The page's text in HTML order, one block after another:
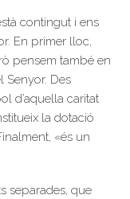
contingut i ens
En primer lloc,
pensem també en
Senyor. Des
d’aquella caritat
la dotació
«és un
separades, que